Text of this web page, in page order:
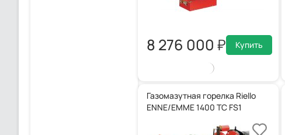
8 276 000 Купить
Газомазутная горелка Riello
ENNE/EMME 1400 TC FS1